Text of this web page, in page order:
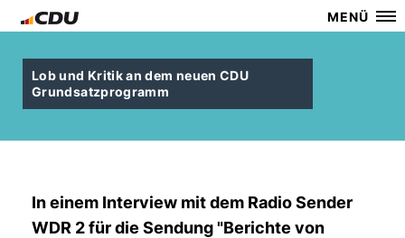
MENÜ
Lob und Kritik an dem neuen CDU
Grundsatzprogramm
In einem Interview mit dem Radio Sender
WDR 2 für die Sendung "Berichte von